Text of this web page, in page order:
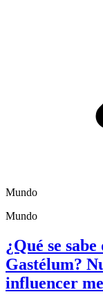
Mundo
Mundo
¿Qué se
Gastélum?
influencer